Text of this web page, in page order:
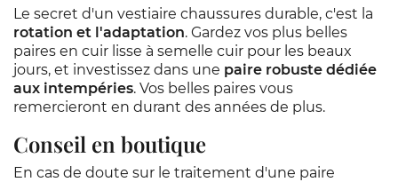
Le secret d'un vestiaire chaussures durable, c'est la
rotation et l'adaptation. Gardez vos plus belles
paires en cuir lisse à semelle cuir pour les beaux
jours, et investissez dans une paire robuste dédiée
aux intempéries. Vos belles paires vous
remercieront en durant des années de plus.
Conseil en boutique
En cas de doute sur le traitement d'une paire